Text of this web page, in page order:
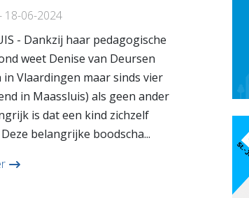
18-06-2024
- Dankzij haar pedagogische
weet Denise van Deursen
Vlaardingen maar sinds vier
in Maassluis) als geen ander
is dat een kind zichzelf
belangrijke boodscha...